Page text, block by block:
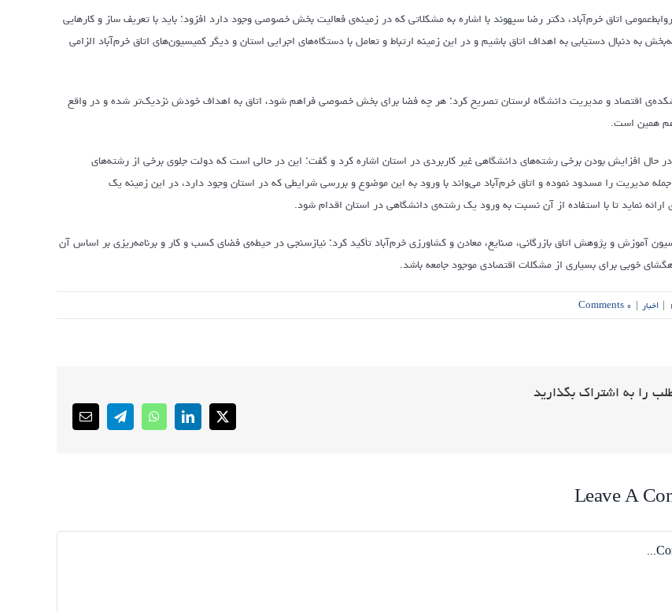
اتاق خرم‌آباد، دکتر رضا سپهوند با اشاره به مشکلاتی که در زمینه‌ی فعالیت بخش خصوصی وجود دارد افزود: باید با تعریف ساز و کارهایی
به دنبال دستیابی به اهداف اتاق باشیم و در این زمینه ارتباط و تعامل با دستگاه‌های اجرایی استان و دیگر کمیسیون‌های اتاق خرم‌آباد الزامی
اقتصاد و مدیریت دانشگاه لرستان تصریح کرد: هر چه فضا برای بخش خصوصی فراهم شود، اتاق به اهداف خودش نزدیک‌تر شده و در واقع
همین است.
حال افزایش بودن برخی رشته‌های دانشگاهی غیر کاربردی در استان اشاره کرد و گفت: این در حالی است که دولت جلوی برخی از رشته‌های
جمله مدیریت را مسدود نموده و اتاق خرم‌آباد می‌واند با ورود به این موضوع و بررسی شرایطی که در استان وجود دارد، در این زمینه یک
ارائه نماید تا با استفاده از آن نسبت به ورود یک رشته‌ی دانشگاهی در استان اقدام شود.
آموزش و پژوهش اتاق بازرگانی، صنایع، معادن و کشاورزی خرم‌آباد تأکید کرد: نیازسنجی در حیطه‌ی فضای کسب و کار و برنامه‌ریزی بر اساس آن
خوبی برای بسیاری از مشکلات اقتصادی موجود جامعه باشد.
| اخبار | ۰ Comments
را به اشتراک بگذارید
X
LinkedIn
WhatsApp
Telegram
Email
Leave A